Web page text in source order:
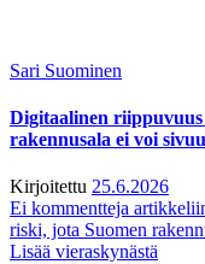
Sari Suominen
Digitaalinen
rakennusala ei voi
Kirjoitettu 25.6.2026
Ei kommentteja
riski, jota Suomen
Lisää vieraskynästä